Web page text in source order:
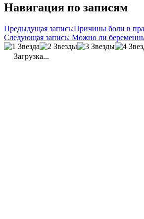
Навигация по записям
Предыдущая запись:Причины боли в
Следующая запись: Можно ли
Загрузка...